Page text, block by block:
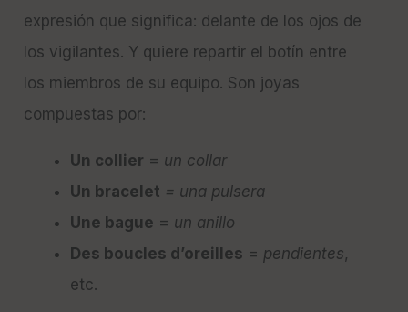
expresión que significa: delante de los ojos de
los vigilantes. Y quiere repartir el botín entre
los miembros de su equipo. Son joyas
compuestas por:
Un collier = un collar
Un bracelet = una pulsera
Une bague = un anillo
Des boucles d’oreilles = pendientes,
etc.